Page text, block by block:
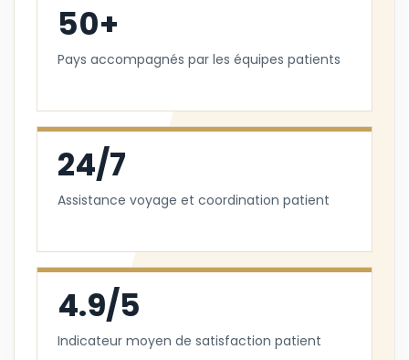
50+
Pays accompagnés par les équipes patients
24/7
Assistance voyage et coordination patient
4.9/5
Indicateur moyen de satisfaction patient